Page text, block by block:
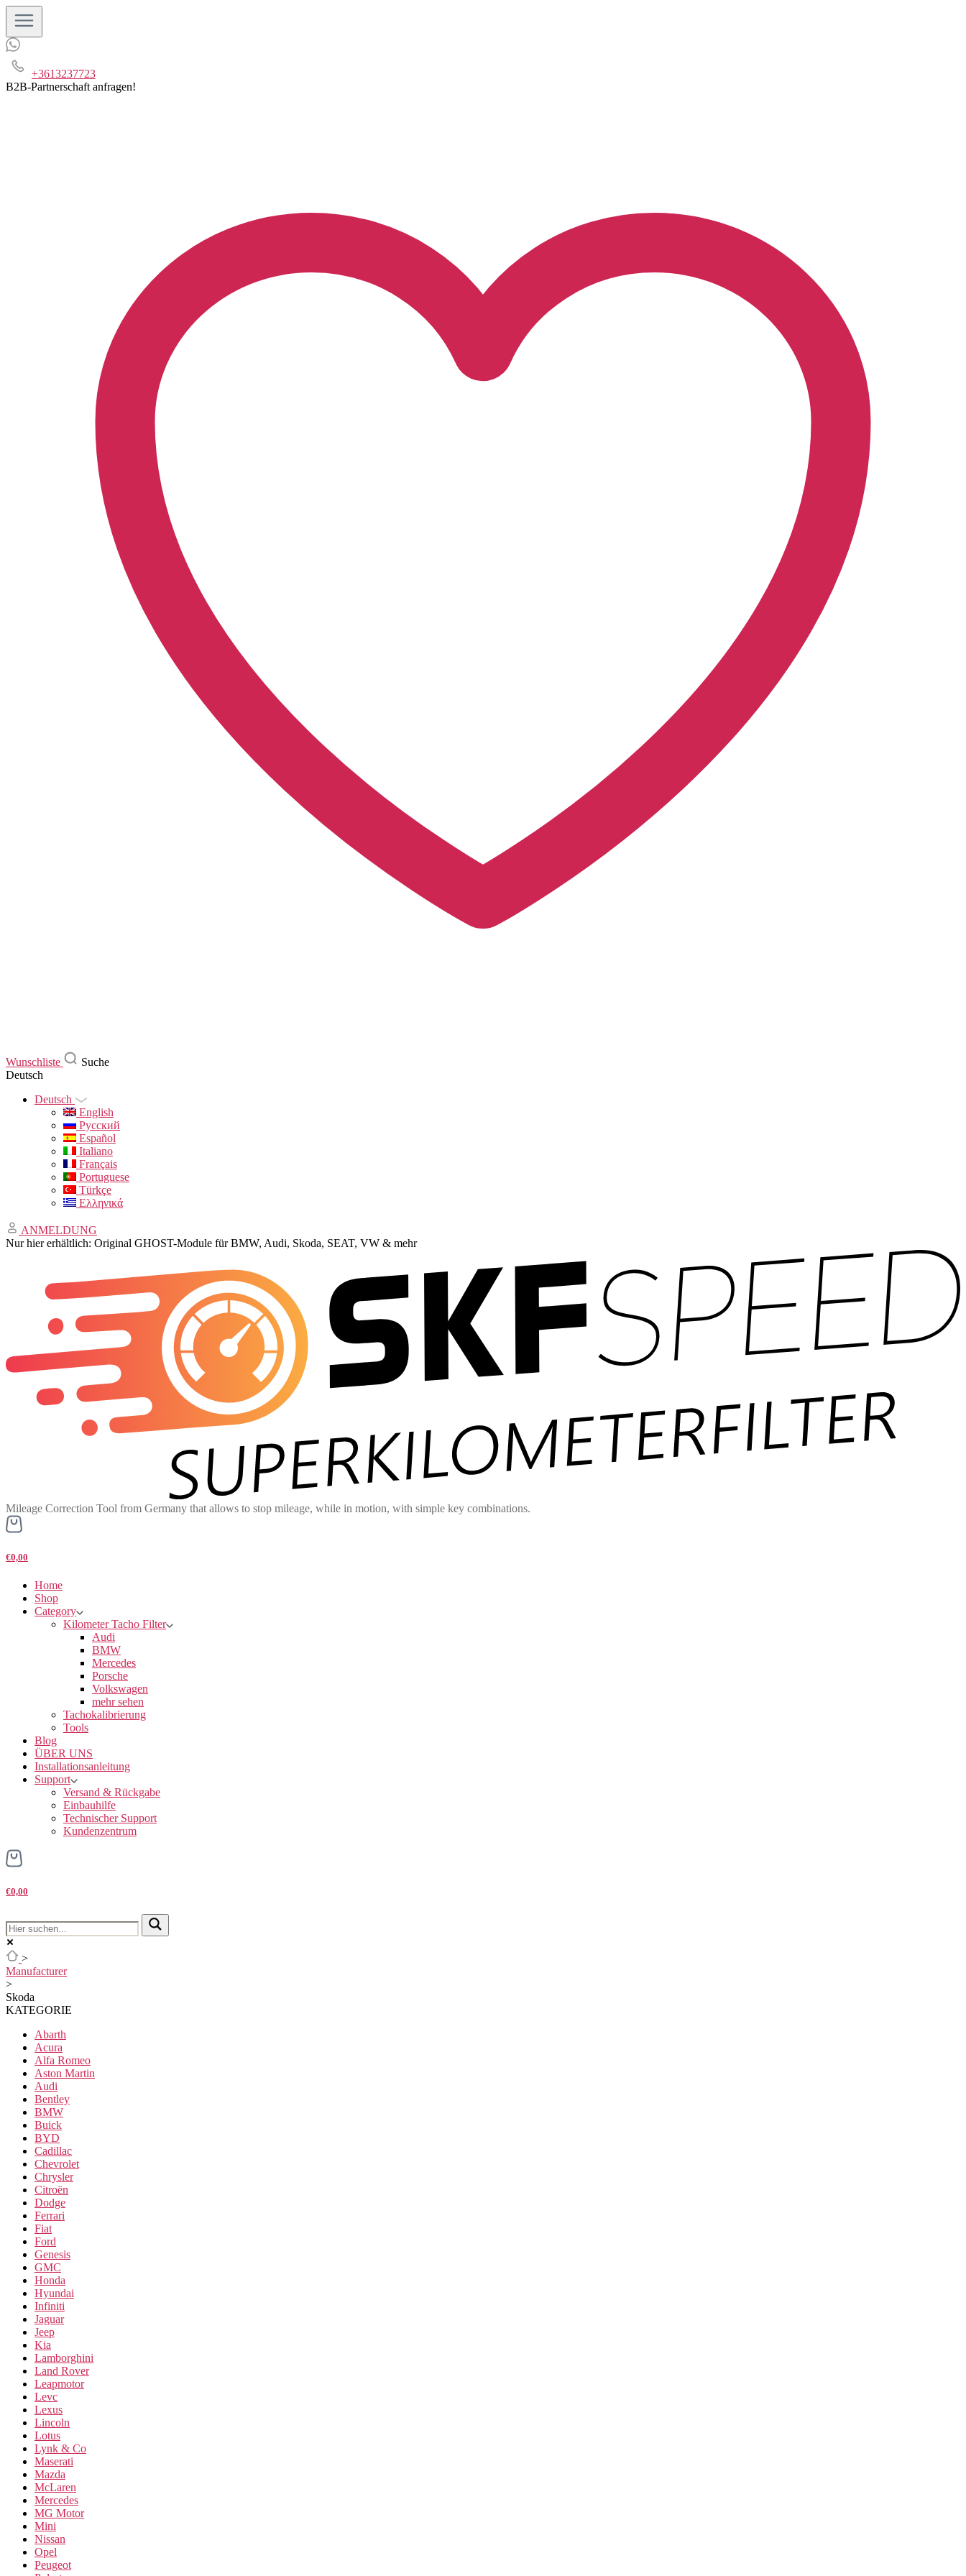
+3613237723
B2B-Partnerschaft anfragen!
Wunschliste
Suche
Deutsch
Deutsch
English
Русский
Español
Italiano
Français
Portuguese
Türkçe
Ελληνικά
ANMELDUNG
Nur hier erhältlich: Original GHOST-Module für BMW, Audi, Skoda, SEAT, VW & mehr
Mileage Correction Tool from Germany that allows to stop mileage, while in motion, with simple key combinations.
€0,00
Home
Shop
Category
Kilometer Tacho Filter
Audi
BMW
Mercedes
Porsche
Volkswagen
mehr sehen
Tachokalibrierung
Tools
Blog
ÜBER UNS
Installationsanleitung
Support
Versand & Rückgabe
Einbauhilfe
Technischer Support
Kundenzentrum
€0,00
>
Manufacturer
>
Skoda
KATEGORIE
Abarth
Acura
Alfa Romeo
Aston Martin
Audi
Bentley
BMW
Buick
BYD
Cadillac
Chevrolet
Chrysler
Citroën
Dodge
Ferrari
Fiat
Ford
Genesis
GMC
Honda
Hyundai
Infiniti
Jaguar
Jeep
Kia
Lamborghini
Land Rover
Leapmotor
Levc
Lexus
Lincoln
Lotus
Lynk & Co
Maserati
Mazda
McLaren
Mercedes
MG Motor
Mini
Nissan
Opel
Peugeot